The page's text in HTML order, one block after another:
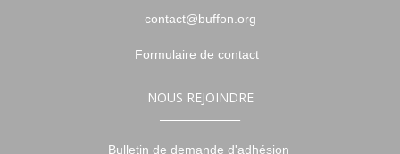
contact@buffon.org
Formulaire de contact
NOUS REJOINDRE
Bulletin de demande d'adhésion